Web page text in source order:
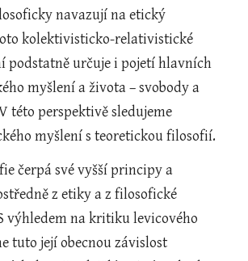
navazují na etický
kolektivisticko-relativistické
podstatně určuje i pojetí hlavních
myšlení a života – svobody a
této perspektivě sledujeme
myšlení s teoretickou filosofií.
čerpá své vyšší principy a
z etiky a z filosofické
výhledem na kritiku levicového
tuto její obecnou závislost